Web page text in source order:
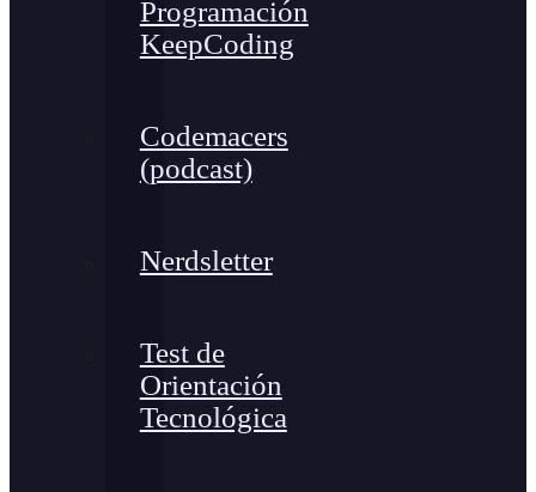
Programación
KeepCoding
Codemacers
(podcast)
Nerdsletter
Test de
Orientación
Tecnológica